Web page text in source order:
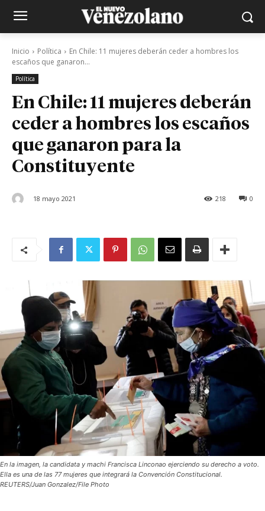
Inicio Política
En Chile: 11 mujeres deberán ceder a hombres los
escaños que ganaron...
Política
En Chile: 11 mujeres deberán
ceder a hombres los escaños
que ganaron para la
Constituyente
18 mayo 2021 0
218
En la imagen, la candidata y machi Francisca Linconao ejerciendo su derecho a voto.
Ella es una de las 77 mujeres que integrará la Convención Constitucional.
REUTERS/Juan Gonzalez/File Photo